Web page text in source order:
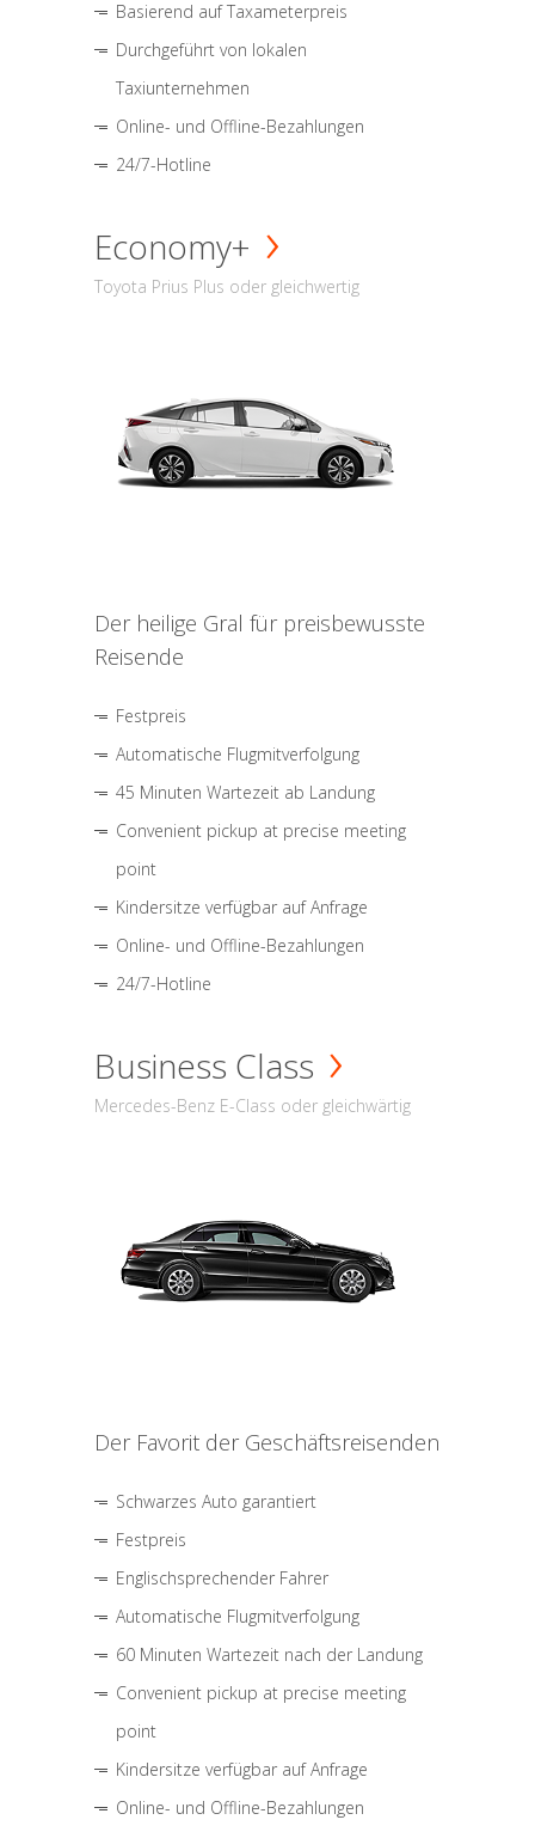
Basierend auf Taxameterpreis
Durchgeführt von lokalen
Taxiunternehmen
Online- und Offline-Bezahlungen
24/7-Hotline
Economy+
Toyota Prius Plus oder gleichwertig
Der heilige Gral für preisbewusste
Reisende
Festpreis
Automatische Flugmitverfolgung
45 Minuten Wartezeit ab Landung
Convenient pickup at precise meeting
point
Kindersitze verfügbar auf Anfrage
Online- und Offline-Bezahlungen
24/7-Hotline
Business Class
Mercedes-Benz E-Class oder gleichwärtig
Der Favorit der Geschäftsreisenden
Schwarzes Auto garantiert
Festpreis
Englischsprechender Fahrer
Automatische Flugmitverfolgung
60 Minuten Wartezeit nach der Landung
Convenient pickup at precise meeting
point
Kindersitze verfügbar auf Anfrage
Online- und Offline-Bezahlungen